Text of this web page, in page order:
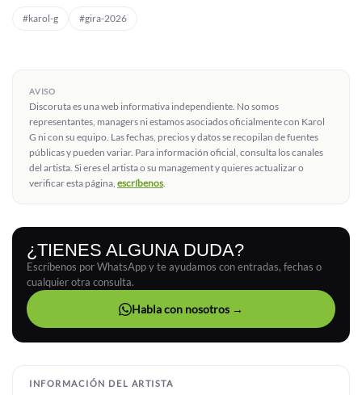
#karol-g #gira-2026
AVISO
Discoruta es una web informativa independiente. No somos
representantes, managers ni estamos asociados oficialmente con Karol
G ni con su equipo. Las fechas, precios y datos se recopilan de fuentes
públicas y pueden variar. Para información oficial, consulta los canales
del artista. Si eres el artista o su management y quieres actualizar o
verificar esta página, escríbenos.
¿TIENES ALGUNA DUDA?
Escríbenos por WhatsApp y te ayudamos con entradas, fechas o
cualquier otra consulta.
Habla con nosotros →
INFORMACIÓN DEL ARTISTA